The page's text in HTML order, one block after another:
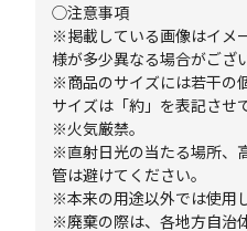
◯注意事項
※掲載している画像はイメ
様が多少異なる場合がござ
※商品のサイズには若干の
サイズは「約」を表記させ
※火気厳禁。
※直射日光の当たる場所、
管は避けてください。
※本来の用途以外では使用
※廃棄の際は、各地方自治